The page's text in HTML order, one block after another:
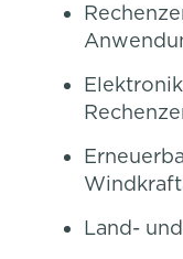
Land-